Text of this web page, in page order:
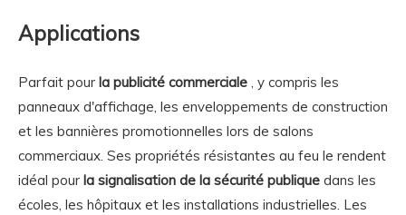
Applications
Parfait pour la publicité commerciale , y compris les
panneaux d'affichage, les enveloppements de construction
et les bannières promotionnelles lors de salons
commerciaux. Ses propriétés résistantes au feu le rendent
idéal pour la signalisation de la sécurité publique dans les
écoles, les hôpitaux et les installations industrielles. Les